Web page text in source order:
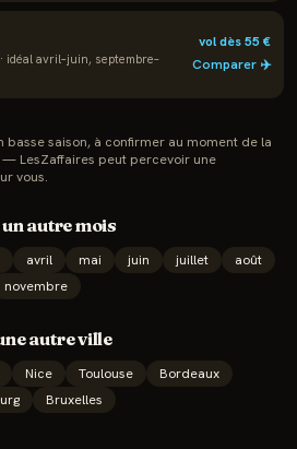
idéal avril–juin, septembre–
vol dès55 €
Comparer ✈️
basse saison, à confirmer au moment de la
LesZaffaires peut percevoir une
vous.
un autre mois
avril mai juin juillet
août
novembre
autre ville
Nice Toulouse
Bordeaux
Bruxelles